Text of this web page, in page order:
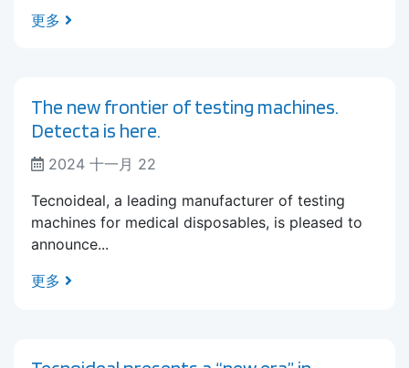
更多
The new frontier of testing machines.
Detecta is here.
2024 十一月 22
Tecnoideal, a leading manufacturer of testing
machines for medical disposables, is pleased to
announce...
更多